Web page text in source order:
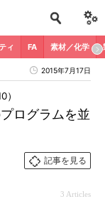
ィ FA 素材／化学
2015年7月17日
ログラムを並
）
記事を見る
3 Articles